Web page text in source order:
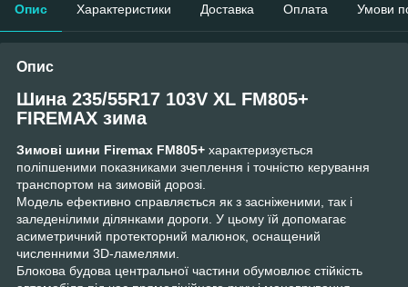
Опис Характеристики Доставка Оплата Умови
Опис
Шина 235/55R17 103V XL FM805+
FIREMAX зима
Зимові шини Firemax FM805+ характеризується
поліпшеними показниками зчеплення і точністю керування
транспортом на зимовій дорозі.
Модель ефективно справляється як з засніженими, так і
заледенілими ділянками дороги. У цьому їй допомагає
асиметричний протекторний малюнок, оснащений
численними 3D-ламелями.
Блокова будова центральної частини обумовлює стійкість